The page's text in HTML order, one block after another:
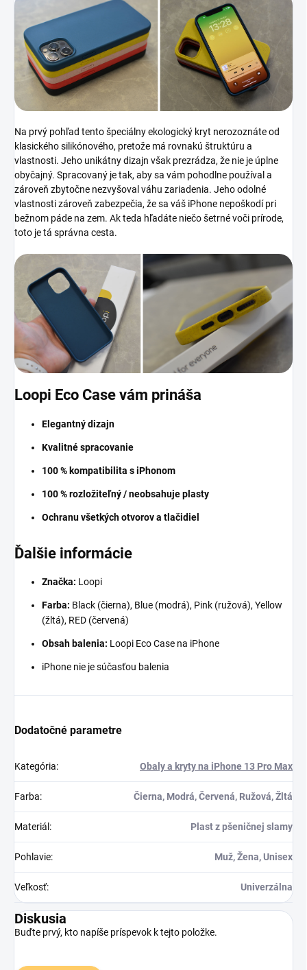
Na prvý pohľad tento špeciálny ekologický kryt nerozoznáte od
klasického silikónového, pretože má rovnakú štruktúru a
vlastnosti. Jeho unikátny dizajn však prezrádza, že nie je úplne
obyčajný. Spracovaný je tak, aby sa vám pohodlne používal a
zároveň zbytočne nezvyšoval váhu zariadenia. Jeho odolné
vlastnosti zároveň zabezpečia, že sa váš iPhone nepoškodí pri
bežnom páde na zem. Ak teda hľadáte niečo šetrné voči prírode,
toto je tá správna cesta.
Loopi Eco Case vám prináša
Elegantný dizajn
Kvalitné spracovanie
100 % kompatibilita s iPhonom
100 % rozložiteľný / neobsahuje plasty
Ochranu všetkých otvorov a tlačidiel
Ďalšie informácie
Značka: Loopi
Farba: Black (čierna), Blue (modrá), Pink (ružová), Yellow
(žltá), RED (červená)
Obsah balenia: Loopi Eco Case na iPhone
iPhone nie je súčasťou balenia
Dodatočné parametre
Kategória: Obaly a kryty na iPhone 13 Pro Max
Farba: Čierna, Modrá, Červená, Ružová, Žltá
Materiál : Plast z pšeničnej slamy
Pohlavie: Muž, Žena, Unisex
Veľkosť: Univerzálna
Diskusia
Buďte prvý, kto napíše príspevok k tejto položke.